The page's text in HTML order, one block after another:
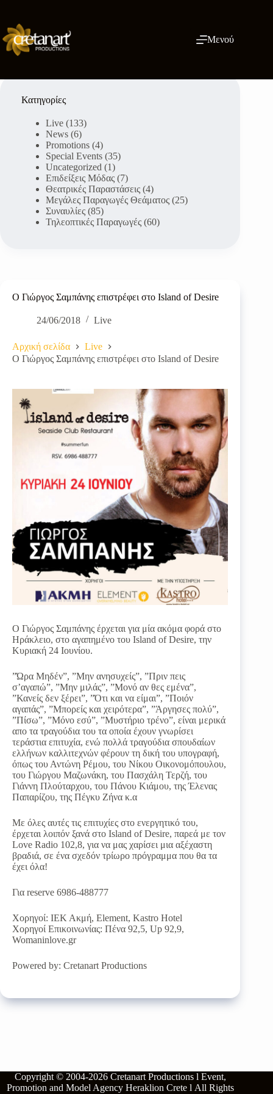
περιεχόμενο
Μενού
Ο Γιώργος Σαμπάνης επιστρέφει στο Island of Desire
24/06/2018 Live
Αρχική σελίδα
Live
Ο Γιώργος Σαμπάνης επιστρέφει στο Island of Desire
Ο Γιώργος Σαμπάνης έρχεται για μία ακόμα φορά στο
Ηράκλειο, στο αγαπημένο του Island of Desire, την
Κυριακή 24 Ιουνίου.
”Ώρα Μηδέν”, ”Μην ανησυχείς”, ”Πριν πεις
σ’αγαπώ”, ”Μην μιλάς”, ”Μονό αν θες εμένα”,
”Κανείς δεν ξέρει”, ”Ότι και να είμαι”, ”Ποιόν
αγαπάς”, ”Μπορείς και χειρότερα”, ”Άργησες πολύ”,
”Πίσω”, ”Μόνο εσύ”, ”Μυστήριο τρένο”, είναι μερικά
απο τα τραγούδια του τα οποία έχουν γνωρίσει
τεράστια επιτυχία, ενώ πολλά τραγούδια σπουδαίων
ελλήνων καλλιτεχνών φέρουν τη δική του υπογραφή,
όπως του Αντώνη Ρέμου, του Νίκου Οικονομόπουλου,
του Γιώργου Μαζωνάκη, του Πασχάλη Τερζή, του
Γιάννη Πλούταρχου, του Πάνου Κιάμου, της Έλενας
Παπαρίζου, της Πέγκυ Ζήνα κ.α
Με όλες αυτές τις επιτυχίες στο ενεργητικό του,
έρχεται λοιπόν ξανά στο Island of Desire, παρεά με τον
Love Radio 102,8, για να μας χαρίσει μια αξέχαστη
βραδιά, σε ένα σχεδόν τρίωρο πρόγραμμα που θα τα
έχει όλα!
Για reserve 6986-488777
Χορηγοί: ΙΕΚ Ακμή, Element, Kastro Hotel
Χορηγοί Επικοινωνίας: Πένα 92,5, Up 92,9,
Womaninlove.gr
Powered by: Cretanart Productions
Κατηγορίες
Live (133)
News (6)
Promotions (4)
Special Events (35)
Uncategorized (1)
Επιδείξεις Μόδας (7)
Θεατρικές Παραστάσεις (4)
Μεγάλες Παραγωγές Θεάματος (25)
Συναυλίες (85)
Τηλεοπτικές Παραγωγές (60)
Copyright © 2004-2026 Cretanart Productions l Event,
Promotion and Model Agency Heraklion Crete l All Rights